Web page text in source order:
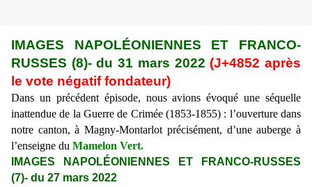
IMAGES NAPOLÉONIENNES ET FRANCO-
RUSSES (8)- du31 mars 2022 (J+4852 après
le vote négatif fondateur)
Dans un précédent épisode, nous avionsévoqué une séquelle
inattendue de la Guerre de Crimée (1853-1855) : l’ouverture dans
notre canton, à Magny-Montarlot précisément, d’une auberge à
l’enseigne du Mamelon Vert.
IMAGES NAPOLÉONIENNES ET FRANCO-RUSSES
(7)- du 27 mars 2022